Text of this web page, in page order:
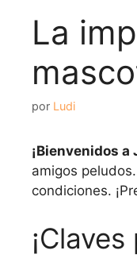
La
por Ludi
¡Bienvenidos a
amigos
condiciones.